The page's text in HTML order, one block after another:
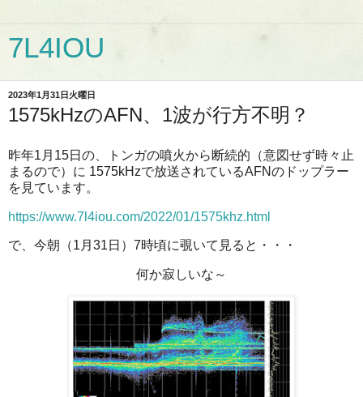
7L4IOU
2023年1月31日火曜日
1575kHzのAFN、1波が行方不明？
昨年1月15日の、トンガの噴火から断続的（意図せず時々止
まるので）に 1575kHzで放送されているAFNのドップラー
を見ています。
https://www.7l4iou.com/2022/01/1575khz.html
で、今朝（1月31日）7時頃に覗いて見ると・・・
何か寂しいな～